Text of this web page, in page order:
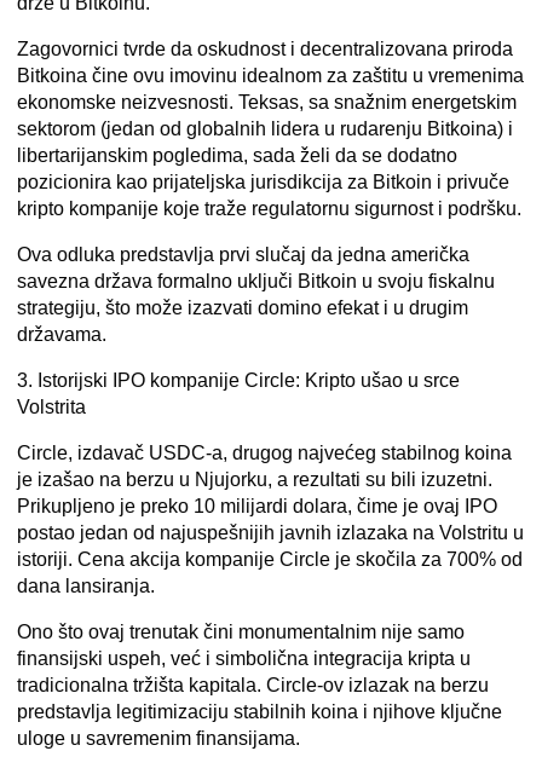
Zagovornici tvrde da oskudnost i decentralizovana priroda
Bitkoina čine ovu imovinu idealnom za zaštitu u vremenima
ekonomske neizvesnosti. Teksas, sa snažnim energetskim
sektorom (jedan od globalnih lidera u rudarenju Bitkoina) i
libertarijanskim pogledima, sada želi da se dodatno
pozicionira kao prijateljska jurisdikcija za Bitkoin i privuče
kripto kompanije koje traže regulatornu sigurnost i podršku.
Ova odluka predstavlja prvi slučaj da jedna američka
savezna država formalno uključi Bitkoin u svoju fiskalnu
strategiju, što može izazvati domino efekat i u drugim
državama.
3. Istorijski IPO kompanije Circle: Kripto ušao u srce
Volstrita
Circle, izdavač USDC-a, drugog najvećeg stabilnog koina
je izašao na berzu u Njujorku, a rezultati su bili izuzetni.
Prikupljeno je preko 10 milijardi dolara, čime je ovaj IPO
postao jedan od najuspešnijih javnih izlazaka na Volstritu u
istoriji. Cena akcija kompanije Circle je skočila za 700% od
dana lansiranja.
Ono što ovaj trenutak čini monumentalnim nije samo
finansijski uspeh, već i simbolična integracija kripta u
tradicionalna tržišta kapitala. Circle-ov izlazak na berzu
predstavlja legitimizaciju stabilnih koina i njihove ključne
uloge u savremenim finansijama.